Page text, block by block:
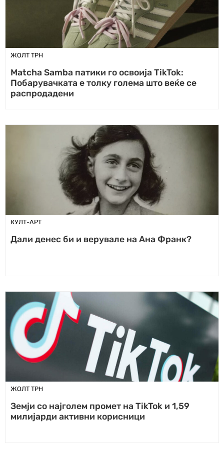
ЖОЛТ ТРН
Matcha Samba патики го освоија TikTok:
Побарувачката е толку голема што веќе се
распродадени
КУЛТ-АРТ
Дали денес би и верувале на Ана Франк?
ЖОЛТ ТРН
Земји со најголем промет на TikTok и 1,59
милијарди активни корисници